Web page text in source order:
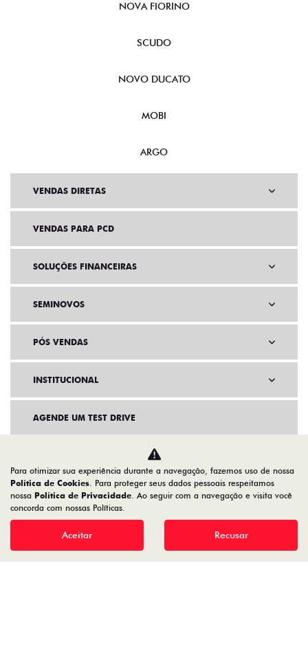
NOVA FIORINO
SCUDO
NOVO DUCATO
MOBI
ARGO
VENDAS DIRETAS
VENDAS PARA PCD
SOLUÇÕES FINANCEIRAS
SEMINOVOS
PÓS VENDAS
INSTITUCIONAL
AGENDE UM TEST DRIVE
Para otimizar sua experiência durante a navegação, fazemos uso de nossa
Política de Cookies. Para proteger seus dados pessoais respeitamos
nossa Política de Privacidade. Ao seguir com a navegação e visita você
concorda com nossas Políticas.
Aceitar Recusar